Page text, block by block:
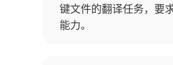
键文件的翻译任务，要
能力。